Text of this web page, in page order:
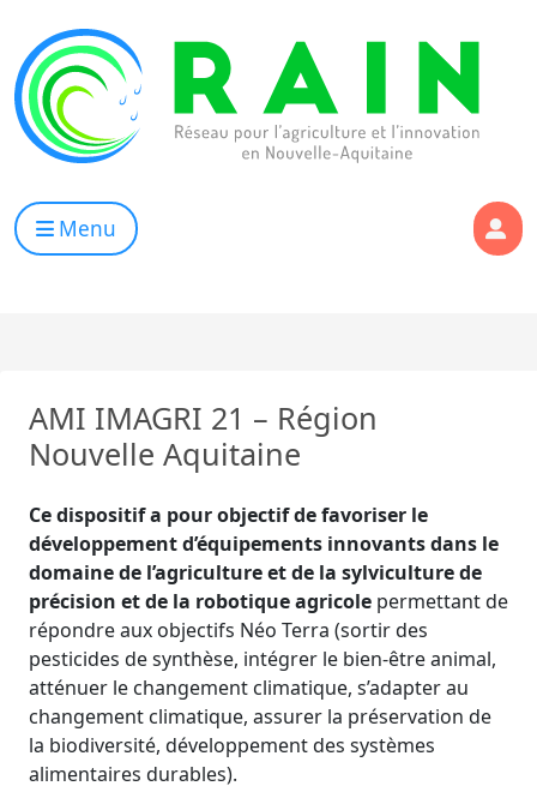
Menu
AMI IMAGRI 21 – Région
Nouvelle Aquitaine
Ce dispositif a pour objectif de favoriser le
développement d’équipements innovants dans le
domaine de l’agriculture et de la sylviculture de
précision et de la robotique agricole permettant de
répondre aux objectifs Néo Terra (sortir des
pesticides de synthèse, intégrer le bien-être animal,
atténuer le changement climatique, s’adapter au
changement climatique, assurer la préservation de
la biodiversité, développement des systèmes
alimentaires durables).